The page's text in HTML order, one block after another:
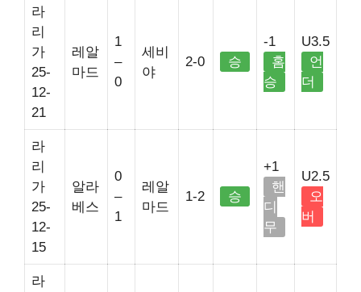
라
리
가
25-
12-
21
레알
마드
1
–
0
세비
야
2-0 승
-1
홈
승
U3.5
언
더
라
리
가
25-
12-
15
알라
베스
0
–
1
레알
마드
1-2 승
+1
핸
디
무
U2.5
오
버
라